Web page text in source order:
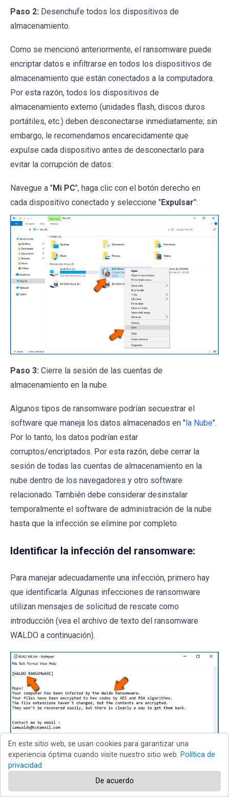
Paso 2: Desenchufe todos los dispositivos de
almacenamiento.
Como se mencionó anteriormente, el ransomware puede
encriptar datos e infiltrarse en todos los dispositivos de
almacenamiento que están conectados a la computadora.
Por esta razón, todos los dispositivos de
almacenamiento externo (unidades flash, discos duros
portátiles, etc.) deben desconectarse inmediatamente; sin
embargo, le recomendamos encarecidamente que
expulse cada dispositivo antes de desconectarlo para
evitar la corrupción de datos:
Navegue a "Mi PC", haga clic con el botón derecho en
cada dispositivo conectado y seleccione "Expulsar":
Paso 3: Cierre la sesión de las cuentas de
almacenamiento en la nube.
Algunos tipos de ransomware podrían secuestrar el
software que maneja los datos almacenados en " la Nube".
Por lo tanto, los datos podrían estar
corruptos/encriptados. Por esta razón, debe cerrar la
sesión de todas las cuentas de almacenamiento en la
nube dentro de los navegadores y otro software
relacionado. También debe considerar desinstalar
temporalmente el software de administración de la nube
hasta que la infección se elimine por completo.
Identificar la infección del ransomware:
Para manejar adecuadamente una infección, primero hay
que identificarla. Algunas infecciones de ransomware
utilizan mensajes de solicitud de rescate como
introducción (vea el archivo de texto del ransomware
WALDO a continuación).
En este sitio web, se usan cookies para garantizar una
experiencia óptima cuando visite nuestro sitio web. Política de
privacidad
De acuerdo